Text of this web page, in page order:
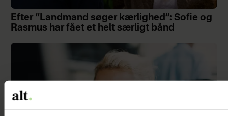
Efter “Landmand søger kærlighed”: Sofie og
Rasmus har fået et helt særligt bånd